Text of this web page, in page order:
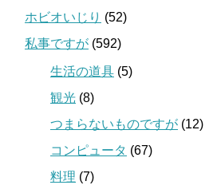
ホビオいじり (52)
私事ですが (592)
生活の道具 (5)
観光 (8)
つまらないものですが (12)
コンピュータ (67)
料理 (7)